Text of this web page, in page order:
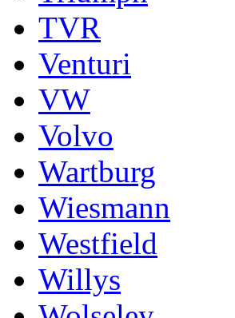
TVR
Venturi
VW
Volvo
Wartburg
Wiesmann
Westfield
Willys